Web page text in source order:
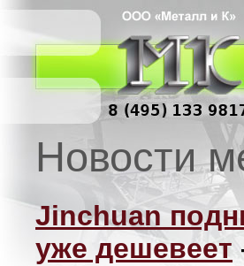
Новости
Jinchuan
уже дешевеет